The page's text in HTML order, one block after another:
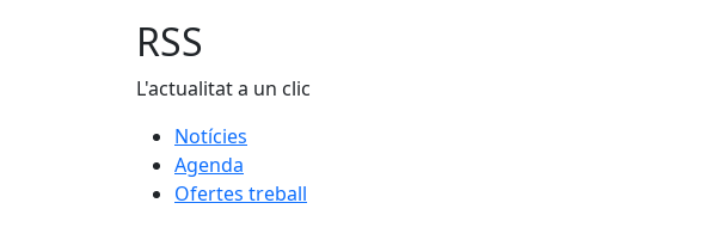
RSS
L'actualitat a un clic
Notícies
Agenda
Ofertes treball